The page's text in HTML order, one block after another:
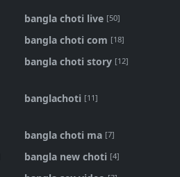
bangla choti live [50]
bangla choti com [18]
bangla choti story [12]
banglachoti [11]
bangla choti ma [7]
bangla new choti [4]